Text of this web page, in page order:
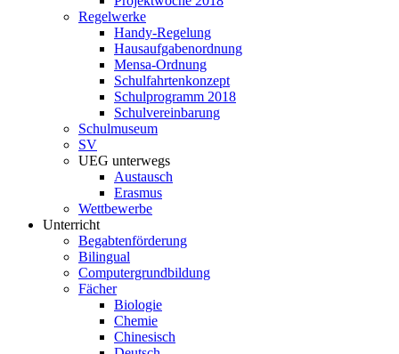
Regelwerke
Handy-Regelung
Hausaufgabenordnung
Mensa-Ordnung
Schulfahrtenkonzept
Schulprogramm 2018
Schulvereinbarung
Schulmuseum
SV
UEG unterwegs
Austausch
Erasmus
Wettbewerbe
Unterricht
Begabtenförderung
Bilingual
Computergrundbildung
Fächer
Biologie
Chemie
Chinesisch